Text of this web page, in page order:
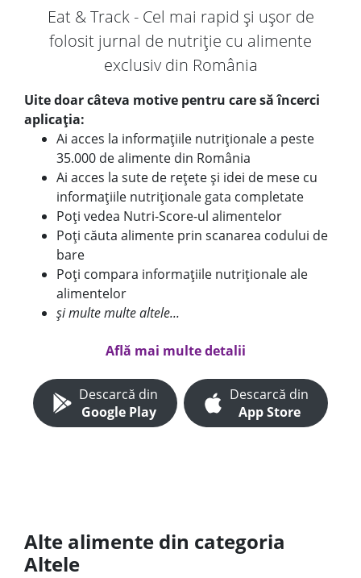
Eat & Track - Cel mai rapid și ușor de
folosit jurnal de nutriție cu alimente
exclusiv din România
Uite doar câteva motive pentru care să încerci
aplicația:
Ai acces la informațiile nutriționale a peste
35.000 de alimente din România
Ai acces la sute de rețete și idei de mese cu
informațiile nutriționale gata completate
Poți vedea Nutri-Score-ul alimentelor
Poți căuta alimente prin scanarea codului de
bare
Poți compara informațiile nutriționale ale
alimentelor
și multe multe altele...
Află mai multe detalii
Descarcă din
Google Play
Descarcă din
App Store
Alte alimente din categoria
Altele